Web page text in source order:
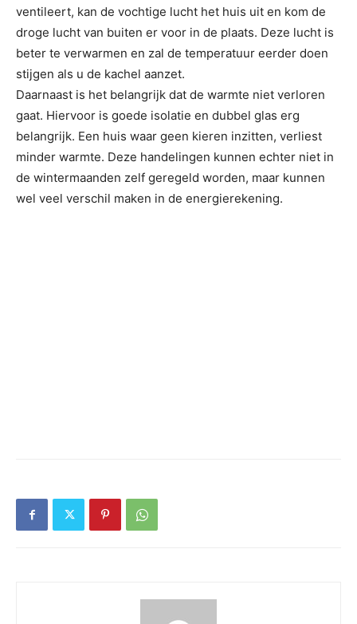
ventileert, kan de vochtige lucht het huis uit en kom de
droge lucht van buiten er voor in de plaats. Deze lucht is
beter te verwarmen en zal de temperatuur eerder doen
stijgen als u de kachel aanzet.
Daarnaast is het belangrijk dat de warmte niet verloren
gaat. Hiervoor is goede isolatie en dubbel glas erg
belangrijk. Een huis waar geen kieren inzitten, verliest
minder warmte. Deze handelingen kunnen echter niet in
de wintermaanden zelf geregeld worden, maar kunnen
wel veel verschil maken in de energierekening.